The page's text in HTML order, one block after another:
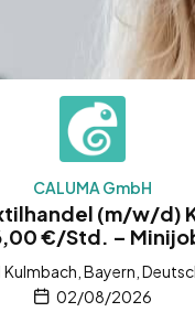
CALUMA GmbH
(m/w/d)
€/Std. –
Kulmbach, Bayern,
02/08/2026